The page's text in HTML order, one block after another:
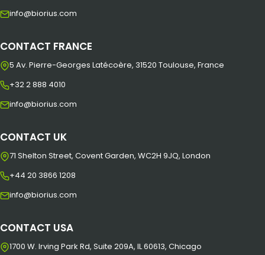
info@biorius.com
CONTACT FRANCE
5 Av. Pierre-Georges Latécoère, 31520 Toulouse, France
+32 2 888 4010
info@biorius.com
CONTACT UK
71 Shelton Street, Covent Garden, WC2H 9JQ, London
+44 20 3866 1208
info@biorius.com
CONTACT USA
1700 W. Irving Park Rd, Suite 209A, IL 60613, Chicago